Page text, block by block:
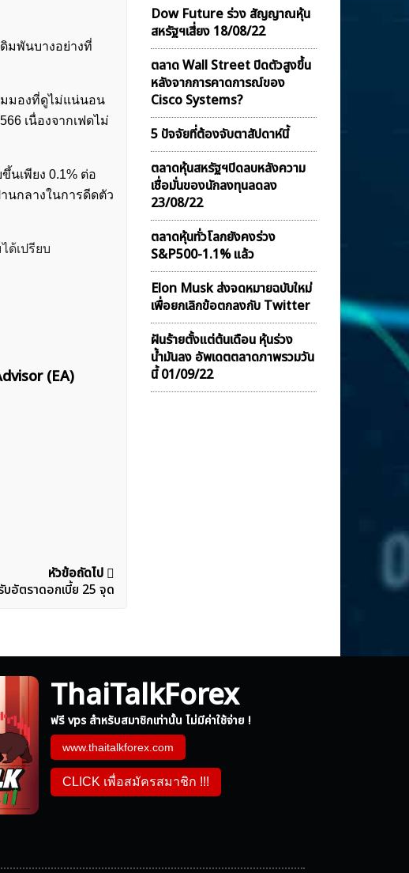
มพันบางอย่างที่
มมองที่ดูไม่แน่นอน
เนื่องจากเฟดไม่
นเพียง 0.1% ต่อ
นกลางในการดีดตัว
ด้เปรียบ
(EA)
หัวข้อถัดไป
อัตราดอกเบี้ย 25 จุด
Dow Future ร่วง สัญญาณหุ้น
สหรัฐฯเสี่ยง 18/08/22
ตลาด Wall Street ปิดตัวสูงขึ้น
หลังจากการคาดการณ์ของ
Cisco Systems?
5 ปัจจัยที่ต้องจับตาสัปดาห์นี้
ตลาดหุ้นสหรัฐฯปิดลบหลังความ
เชื่อมั่นของนักลงทุนลดลง
23/08/22
ตลาดหุ้นทั่วโลกยังคงร่วง
S&P500-1.1% แล้ว
Elon Musk ส่งจดหมายฉบับใหม่
เพื่อยกเลิกข้อตกลงกับ Twitter
ฝันร้ายตั้งแต่ต้นเดือน หุ้นร่วง
น้ำมันลง อัพเดตตลาดภาพรวมวัน
นี้ 01/09/22
ThaiTalkForex
ฟรี vps สำหรับสมาชิกเท่านั้น ไม่มีค่าใช้จ่าย !
www.thaitalkforex.com
CLICK เพื่อสมัครสมาชิก !!!